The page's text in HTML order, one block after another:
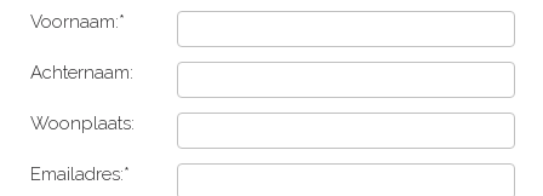
Voornaam:*
Achternaam:
Woonplaats:
Emailadres:*